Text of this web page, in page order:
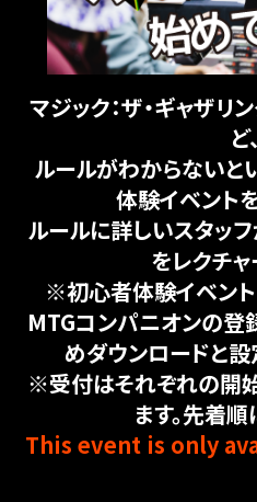
マジック：ザ・ギャザリ
ど、
ルールがわからないと
体験イベント
ルールに詳しいスタッ
をレクチャ
※初心者体験イベン
MTGコンパニオンの登
めダウンロードと設
※受付はそれぞれの開
ます。先着順
This event is only